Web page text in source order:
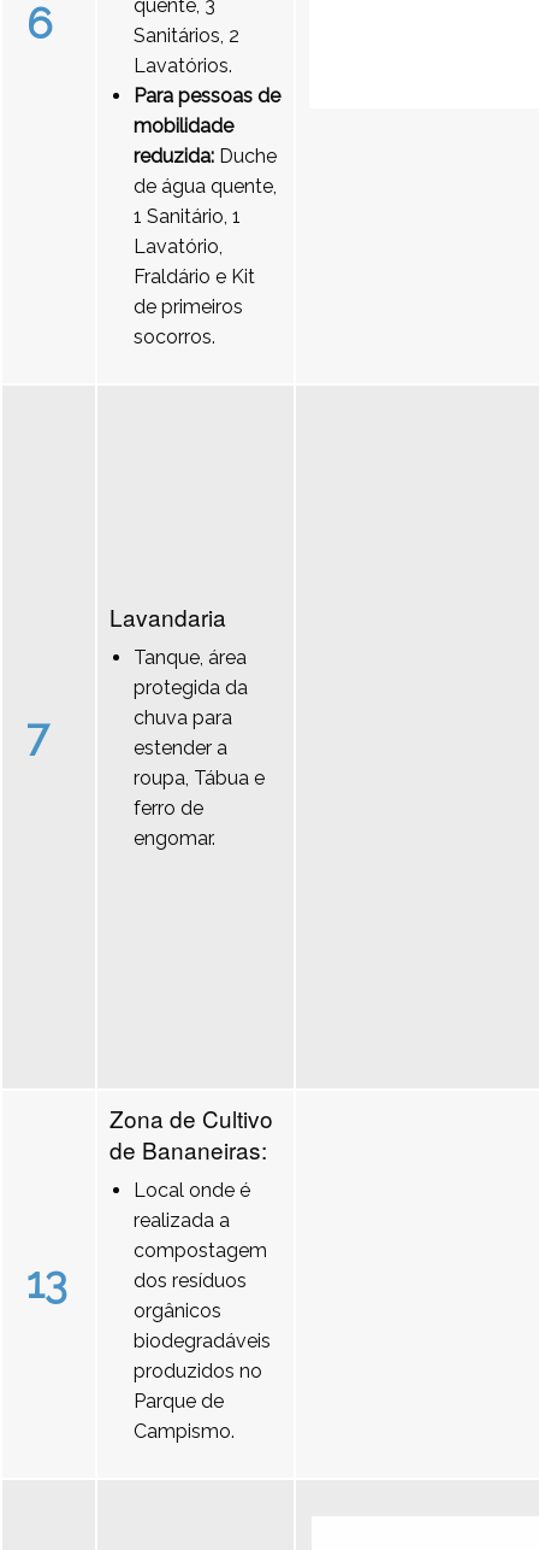
6
quente, 3
Sanitários, 2
Lavatórios.
Para pessoas de
mobilidade
reduzida: Duche
de água quente,
1 Sanitário, 1
Lavatório,
Fraldário e Kit
de primeiros
socorros.
7
Lavandaria
Tanque, área
protegida da
chuva para
estender a
roupa, Tábua e
ferro de
engomar.
13
Zona de Cultivo
de Bananeiras:
Local onde é
realizada a
compostagem
dos resíduos
orgânicos
biodegradáveis
produzidos no
Parque de
Campismo.